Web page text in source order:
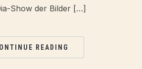
Show der Bilder […]
READING